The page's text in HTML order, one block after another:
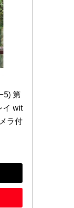
5) 第
イ wit
ラ付